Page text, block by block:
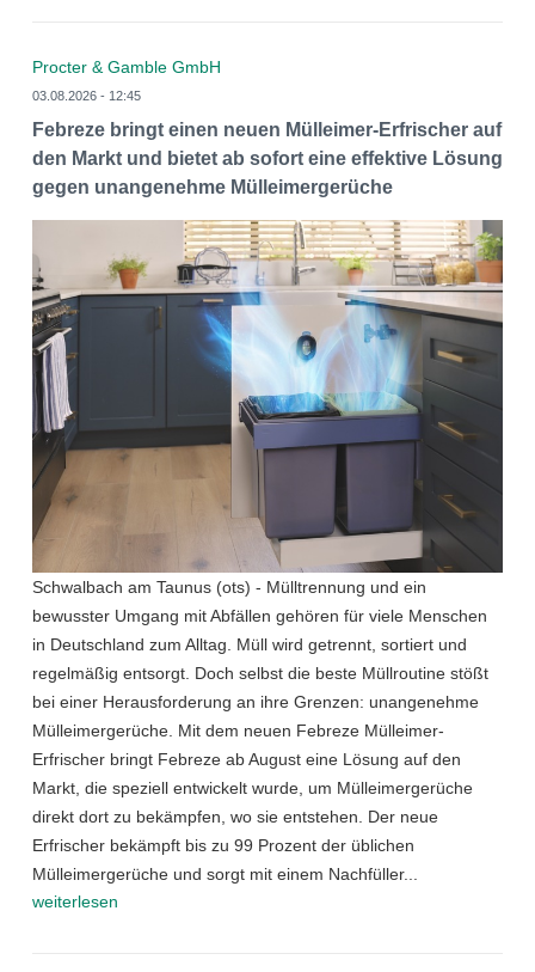
Procter & Gamble GmbH
03.08.2026 - 12:45
Febreze bringt einen neuen Mülleimer-Erfrischer auf
den Markt und bietet ab sofort eine effektive Lösung
gegen unangenehme Mülleimergerüche
Schwalbach am Taunus (ots) - Mülltrennung und ein
bewusster Umgang mit Abfällen gehören für viele Menschen
in Deutschland zum Alltag. Müll wird getrennt, sortiert und
regelmäßig entsorgt. Doch selbst die beste Müllroutine stößt
bei einer Herausforderung an ihre Grenzen: unangenehme
Mülleimergerüche. Mit dem neuen Febreze Mülleimer-
Erfrischer bringt Febreze ab August eine Lösung auf den
Markt, die speziell entwickelt wurde, um Mülleimergerüche
direkt dort zu bekämpfen, wo sie entstehen. Der neue
Erfrischer bekämpft bis zu 99 Prozent der üblichen
Mülleimergerüche und sorgt mit einem Nachfüller...
weiterlesen